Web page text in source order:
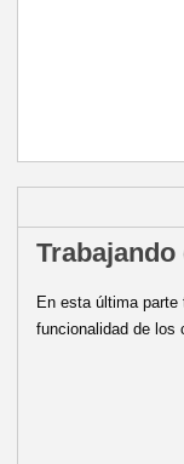
En esta última
funcionalidad de los